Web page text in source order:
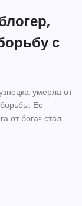
с
умерла от
Ее
от бога» стал